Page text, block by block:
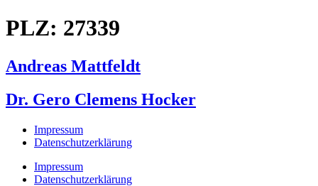
Zum
Inhalt
PLZ: 27339
Andreas Mattfeldt
Dr. Gero Clemens Hocker
Impressum
Datenschutzerklärung
Impressum
Datenschutzerklärung